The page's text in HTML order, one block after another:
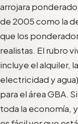
arrojara
de 2005 como la
que los
realistas. El rubro
incluye el alquiler,
electricidad y
para el área GBA.
toda la economía,